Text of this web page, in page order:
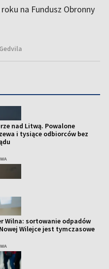
na Fundusz Obronny
nad Litwą. Powalone
i tysiące odbiorców bez
Wilna: sortowanie odpadów
Wilejce jest tymczasowe